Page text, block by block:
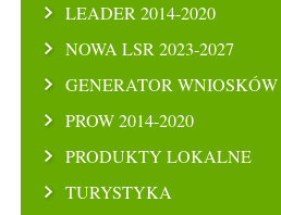
LEADER 2014-2020
NOWA LSR 2023-2027
GENERATOR
PROW 2014-2020
PRODUKTY LOKALNE
TURYSTYKA